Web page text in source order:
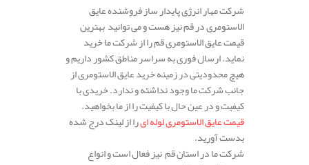
شرکت مهار انرژی پایدار ساز فروشنده عایق
الاستومری در قم نیز هست و می توانید بهترین
قیمت عایق الاستومری قم را از شرکت ما خرید
نماید. ارسال فوری به سراسر مناطق کشور داریم و
هیچ محدودیتی در زمینه خرید عایق الاستومری از
جانب شرکت ما وجود نداشته و ندارد. خریدی با
کیفیت و در عین حال با کیفیت را از ما بخواهید.
قیمت عایق الاستومری لوله ایرا از لینک درج شده
بدست آورید.
شرکت ما در استان قم نیز فعال است و انواع